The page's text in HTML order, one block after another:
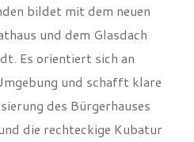
bildet mit dem neuen
und dem Glasdach
Es orientiert sich an
und schafft klare
des Bürgerhauses
die rechteckige Kubatur